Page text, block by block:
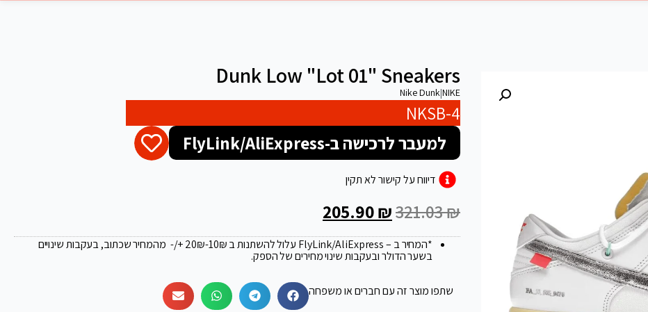
Dunk Low "Lot 01" Sneakers
NIKE
|
Nike Dunk
NKSB-4
למעבר לרכישה ב-FlyLink/AliExpress
דיווח על קישור לא תקין
321.03₪
205.90₪
*המחיר ב – FlyLink/AliExpress עלול להשתנות ב 20 ₪
-10₪ +/- מהמחיר שכתוב, בעקבות שינויים
בשער הדולר ובעקבות שינוי מחירים של הספק.
שתפו מוצר זה עם חברים או משפחה